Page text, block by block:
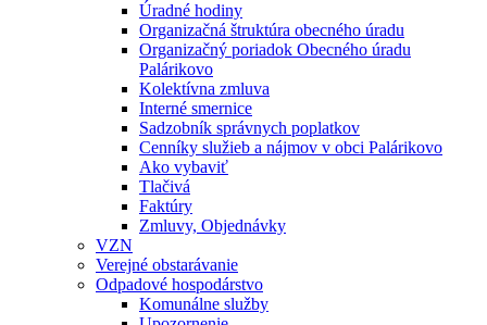
Úradné hodiny
Organizačná štruktúra obecného úradu
Organizačný poriadok Obecného úradu
Palárikovo
Kolektívna zmluva
Interné smernice
Sadzobník správnych poplatkov
Cenníky služieb a nájmov v obci Palárikovo
Ako vybaviť
Tlačivá
Faktúry
Zmluvy, Objednávky
VZN
Verejné obstarávanie
Odpadové hospodárstvo
Komunálne služby